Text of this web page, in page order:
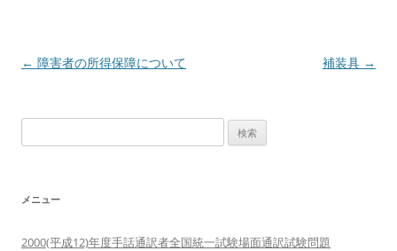
投
ョ
← 障害者の所得保障について 補装具 →
索:
メニュー
2000(平成12)年度手話通訳者全国統一試験場面通訳試験問題